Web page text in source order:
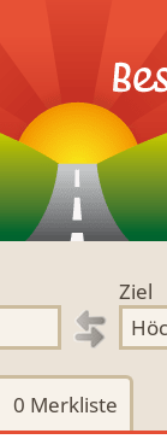
Ziel
0 Merkliste